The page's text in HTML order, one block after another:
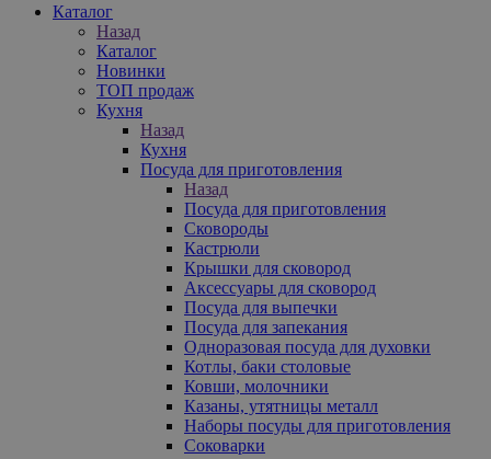
Каталог
Назад
Каталог
Новинки
ТОП продаж
Кухня
Назад
Кухня
Посуда для приготовления
Назад
Посуда для приготовления
Сковороды
Кастрюли
Крышки для сковород
Аксессуары для сковород
Посуда для выпечки
Посуда для запекания
Одноразовая посуда для духовки
Котлы, баки столовые
Ковши, молочники
Казаны, утятницы металл
Наборы посуды для приготовления
Соковарки